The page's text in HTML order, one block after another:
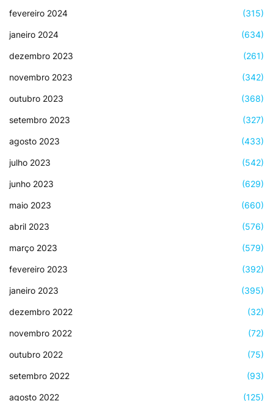
fevereiro 2024 (315)
janeiro 2024 (634)
dezembro 2023 (261)
novembro 2023 (342)
outubro 2023 (368)
setembro 2023 (327)
agosto 2023 (433)
julho 2023 (542)
junho 2023 (629)
maio 2023 (660)
abril 2023 (576)
março 2023 (579)
fevereiro 2023 (392)
janeiro 2023 (395)
dezembro 2022 (32)
novembro 2022 (72)
outubro 2022 (75)
setembro 2022 (93)
agosto 2022 (125)